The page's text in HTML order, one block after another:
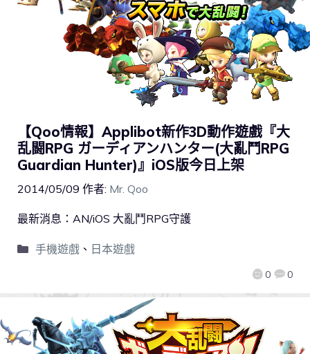
【Qoo情報】Applibot新作3D動作遊戲『大
乱闘RPG ガーディアンハンター(大亂鬥RPG
Guardian Hunter)』iOS版今日上架
2014/05/09 作者: Mr. Qoo
0 0
最新消息：AN/iOS 大亂鬥RPG守護
手機遊戲、 日本遊戲